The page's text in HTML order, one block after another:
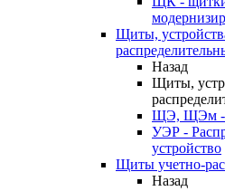
Щиты,
Назад
Щиты,
ЩЭ, ЩЭм -
УЭР -
устройство
Щиты учетно-
Назад